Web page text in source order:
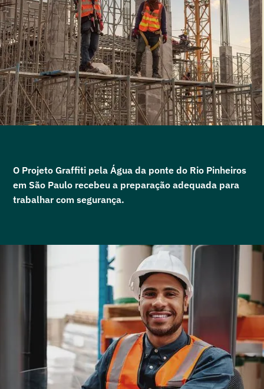
O Projeto Graffiti pela Água da ponte do Rio Pinheiros
em São Paulo recebeu a preparação adequada para
trabalhar com segurança.